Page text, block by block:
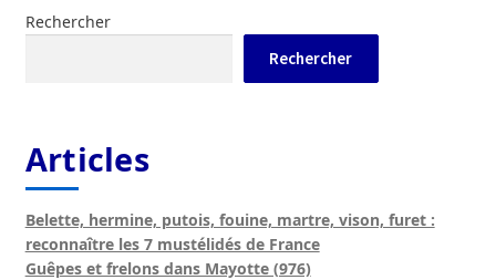
Rechercher
Rechercher
Articles
Belette, hermine, putois, fouine, martre, vison, furet :
reconnaître les 7 mustélidés de France
Guêpes et frelons dans Mayotte (976)